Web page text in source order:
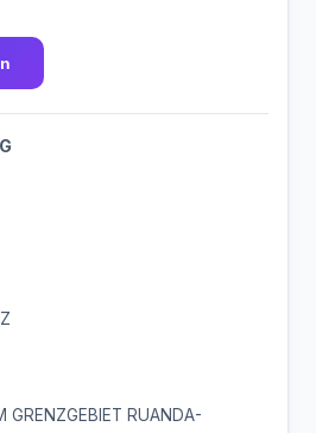
GRENZGEBIET RUANDA-